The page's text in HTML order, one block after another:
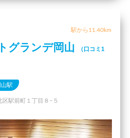
駅から11.40km
グランデ岡山
（口コミ1
山駅
駅前町１丁目８−５